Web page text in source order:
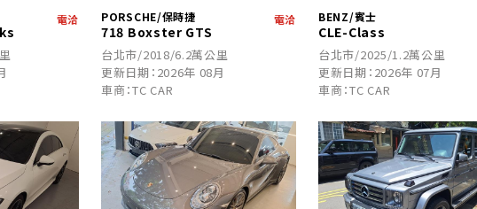
電洽 PORSCHE/保時捷
718 Boxster GTS
電洽
台北市/2018/6.2萬公里
更新日期：2026年 08月
車商：TC CAR
BENZ/賓士
CLE-Class
台北市/2025/1.2萬公里
更新日期：2026年 07月
車商：TC CAR